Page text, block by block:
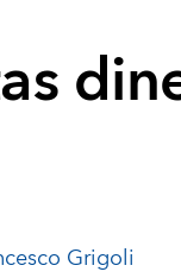
Grigoli